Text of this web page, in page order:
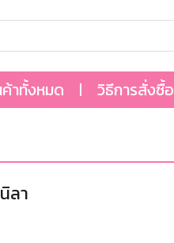
าทั้งหมด วิธีการสั่งซื้อ
ลา